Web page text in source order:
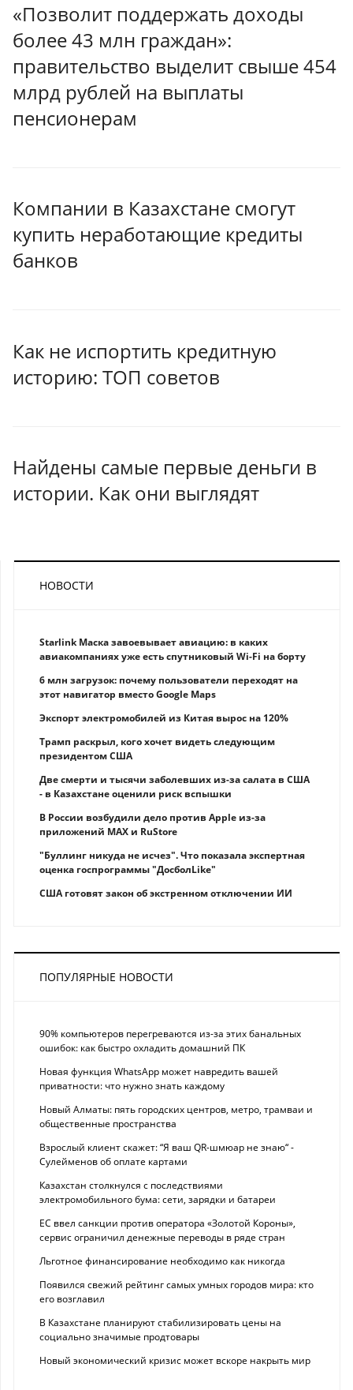
«Позволит поддержать доходы
более 43 млн граждан»:
правительство выделит свыше 454
млрд рублей на выплаты
пенсионерам
Компании в Казахстане смогут
купить неработающие кредиты
банков
Как не испортить кредитную
историю: ТОП советов
Найдены самые первые деньги в
истории. Как они выглядят
НОВОСТИ
Starlink Маска завоевывает авиацию: в каких
авиакомпаниях уже есть спутниковый Wi-Fi на борту
6 млн загрузок: почему пользователи переходят на
этот навигатор вместо Google Maps
Экспорт электромобилей из Китая вырос на 120%
Трамп раскрыл, кого хочет видеть следующим
президентом США
Две смерти и тысячи заболевших из-за салата в США
- в Казахстане оценили риск вспышки
В России возбудили дело против Apple из-за
приложений MAX и RuStore
"Буллинг никуда не исчез". Что показала экспертная
оценка госпрограммы "ДосболLike"
США готовят закон об экстренном отключении ИИ
ПОПУЛЯРНЫЕ НОВОСТИ
90% компьютеров перегреваются из-за этих банальных
ошибок: как быстро охладить домашний ПК
Новая функция WhatsApp может навредить вашей
приватности: что нужно знать каждому
Новый Алматы: пять городских центров, метро, трамваи и
общественные пространства
Взрослый клиент скажет: “Я ваш QR-шмюар не знаю“ -
Сулейменов об оплате картами
Казахстан столкнулся с последствиями
электромобильного бума: сети, зарядки и батареи
ЕС ввел санкции против оператора «Золотой Короны»,
сервис ограничил денежные переводы в ряде стран
Льготное финансирование необходимо как никогда
Появился свежий рейтинг самых умных городов мира: кто
его возглавил
В Казахстане планируют стабилизировать цены на
социально значимые продтовары
Новый экономический кризис может вскоре накрыть мир